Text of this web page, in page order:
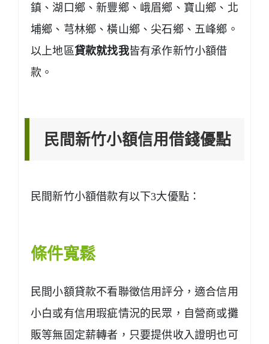
鎮、湖口鄉、新豐鄉、峨眉鄉、寶山鄉、北
埔鄉、芎林鄉、橫山鄉、尖石鄉、五峰鄉。
以上地區貸款就找我皆有承作新竹小額借
款。
民間新竹小額信用借錢優點
民間新竹小額借款有以下3大優點：
條件寬鬆
民間小額貸款不看聯徵信用評分，適合信用
小白或有信用瑕疵情況的民眾，自營商或攤
販等無固定薪轉者，只要提供收入證明也可